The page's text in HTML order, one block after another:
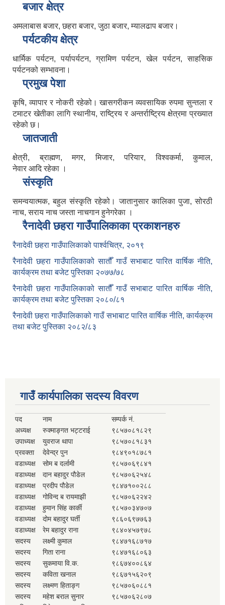
बजार क्षेत्र
अमलाबास बजार, छहरा बजार, जुठा बजार, म्यालढाप बजार।
पर्यटकीय क्षेत्र
धार्मिक पर्यटन, पर्यापर्यटन, ग्रामिण पर्यटन, खेल पर्यटन, साहसिक
पर्यटनको सम्भावना।
प्रमुख पेशा
कृषि, व्यापार र नोकरी रहेको। खासगरीकन व्यवसायिक रुपमा सुन्तला र
टमाटर खेतीका लागि स्थानीय, राष्ट्रिय र अन्तर्राष्ट्रिय क्षेत्रमा प्रख्यात
रहेको छ।
जातजाती
क्षेत्री, ब्राह्मण, मगर, मिजार, परियार, विश्वकर्मा, कुमाल,
नेवार आदि रहेका ।
संस्कृति
समन्वयात्मक, बहुल संस्कृति रहेको। जातानुसार कालिका पुजा, सोरठी
नाच, सराय नाच जस्ता नाचगान हुनेगरेका ।
रैनादेवी छहरा गाउँपालिकाका प्रकाशनहरु
रैनादेवी छहरा गाउँपालिकाको पार्श्वचित्र, २०१९
रैनादेवी छहरा गाउँपालिकाको सातौँ गाउँ सभाबाट पारित वार्षिक नीति,
कार्यक्रम तथा बजेट पुस्तिका २०७७/७८
रैनादेवी छहरा गाउँपालिकाको सातौँ गाउँ सभाबाट पारित वार्षिक नीति,
कार्यक्रम तथा बजेट पुस्तिका २०८०/८१
रैनादेवी छहरा गाउँपालिकाको गाउँ सभाबाट पारित वार्षिक नीति, कार्यक्रम
तथा बजेट पुस्तिका २०८२/८३
गाउँ कार्यपालिका सदस्य विवरण
पद नाम
सम्पर्क नं.
अध्यक्ष
रुक्माङ्गत भट्टराई
९८५७०८१८२९
उपाध्यक्ष
युवराज थापा
९८५७०८१८३१
प्रवक्ता
देवेन्द्र पुन
९८४९०१८७८१
वडाध्यक्ष
सोम ब दर्लामी
९८५७०६९८४१
वडाध्यक्ष
दान बहादुर पौडेल
९८५७०६२५४८
वडाध्यक्ष
प्रदीप पौडेल
९८४७१००२८८
वडाध्यक्ष
गोविन्द ब रायमाझी
९८५७०६२२४२
वडाध्यक्ष
हुमान सिंह कार्की
९८५७०३४७०७
वडाध्यक्ष
दोम बहादुर घर्ती
९८६०६९७७६३
वडाध्यक्ष
रेम बहादुर राना
९८४०४५७९७८
सदस्य
लक्ष्मी कुमाल
९८४७१६८७१७
सदस्य
गिता राना
९८४७१६८०६३
सदस्य
सुकमाया वि.क.
९८६७४००८६४
सदस्य
कविता खनाल
९८६७१५६२०९
सदस्य
लक्ष्मण हिताङ्ग
९८५७०६०८८१
सदस्य
महेश बराल सुनार
९८५७०६२८०७